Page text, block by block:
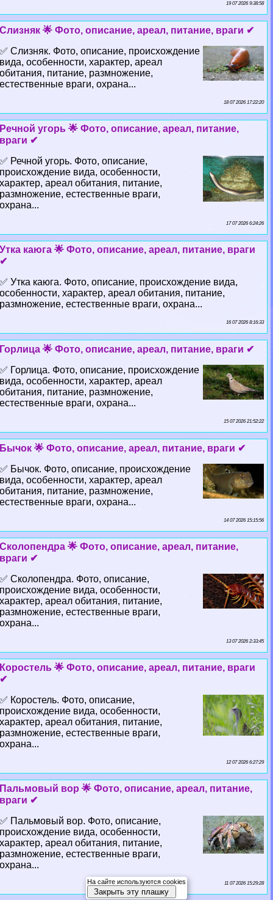
19 07 2026 9:38:58
Слизняк 🌟 Фото, описание, ареал, питание, враги ✔
✅ Слизняк. Фото, описание, происхождение
вида, особенности, хаpaктер, ареал
обитания, питание, размножение,
естественные враги, охрана...
18 07 2026 17:22:20
Речной угорь 🌟 Фото, описание, ареал, питание,
враги ✔
✅ Речной угорь. Фото, описание,
происхождение вида, особенности,
хаpaктер, ареал обитания, питание,
размножение, естественные враги,
охрана...
17 07 2026 6:24:26
Утка каюга 🌟 Фото, описание, ареал, питание, враги
✔
✅ Утка каюга. Фото, описание, происхождение вида,
особенности, хаpaктер, ареал обитания, питание,
размножение, естественные враги, охрана...
16 07 2026 8:16:33
Горлица 🌟 Фото, описание, ареал, питание, враги ✔
✅ Горлица. Фото, описание, происхождение
вида, особенности, хаpaктер, ареал
обитания, питание, размножение,
естественные враги, охрана...
15 07 2026 21:52:22
Бычок 🌟 Фото, описание, ареал, питание, враги ✔
✅ Бычок. Фото, описание, происхождение
вида, особенности, хаpaктер, ареал
обитания, питание, размножение,
естественные враги, охрана...
14 07 2026 15:15:56
Сколопендра 🌟 Фото, описание, ареал, питание,
враги ✔
✅ Сколопендра. Фото, описание,
происхождение вида, особенности,
хаpaктер, ареал обитания, питание,
размножение, естественные враги,
охрана...
13 07 2026 2:33:45
Коростель 🌟 Фото, описание, ареал, питание, враги
✔
✅ Коростель. Фото, описание,
происхождение вида, особенности,
хаpaктер, ареал обитания, питание,
размножение, естественные враги,
охрана...
12 07 2026 6:27:29
Пальмовый вор 🌟 Фото, описание, ареал, питание,
враги ✔
✅ Пальмовый вор. Фото, описание,
происхождение вида, особенности,
хаpaктер, ареал обитания, питание,
размножение, естественные враги,
охрана...
11 07 2026 15:29:28
На сайте используются cookies
Закрыть эту плашку